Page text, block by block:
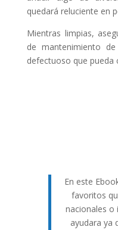
quedará reluciente en
Mientras limpias,
de mantenimiento
defectuoso que pueda
En este
favoritos
nacionales o
ayudara ya